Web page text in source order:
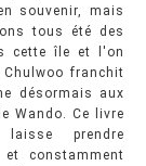
souvenir, mais
tous été des
cette île et l'on
franchit
désormais aux
Wando. Ce livre
prendre
constamment